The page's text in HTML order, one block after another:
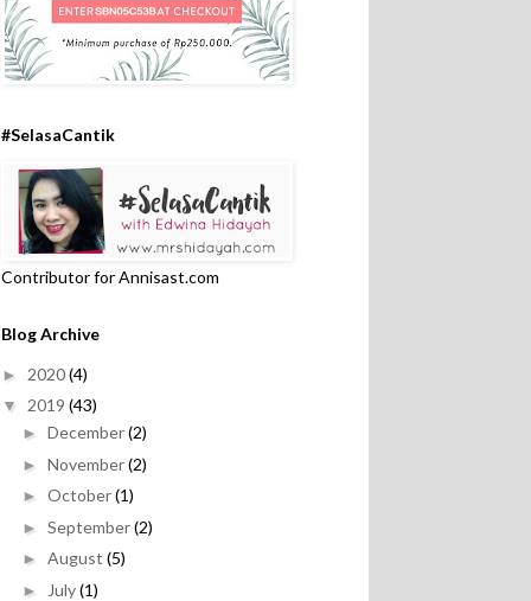
#SelasaCantik
Contributor for Annisast.com
Blog Archive
► 2020(4)
▼ 2019 (43)
► December(2)
► November(2)
► October(1)
► September(2)
► August (5)
► July(1)